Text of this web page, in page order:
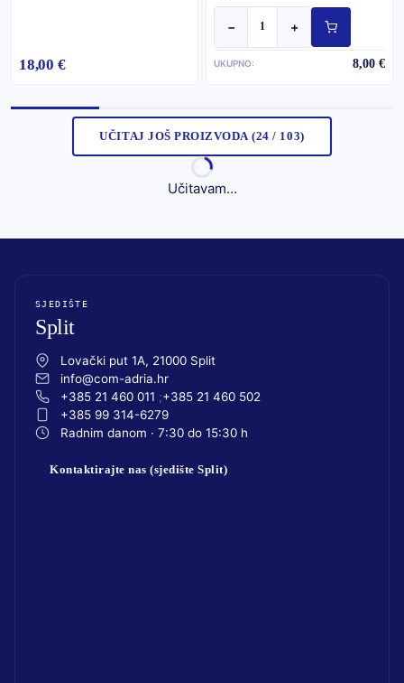
18,00 €
− +
UKUPNO: 8,00 €
UČITAJ JOŠ PROIZVODA (24 / 103)
Učitavam…
SJEDIŠTE
Split
Lovački put 1A, 21000 Split
info@com-adria.hr
+385 21 460 011
+385 21 460 502
+385 99 314-6279
Radnim danom · 7:30 do 15:30 h
Kontaktirajte nas (sjedište Split)